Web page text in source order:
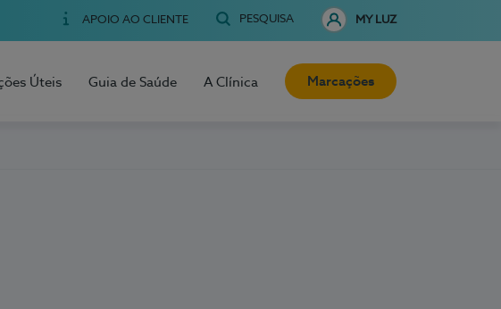
APOIO AO CLIENTE PESQUISA MY LUZ
Úteis Guia de Saúde A Clínica Marcações